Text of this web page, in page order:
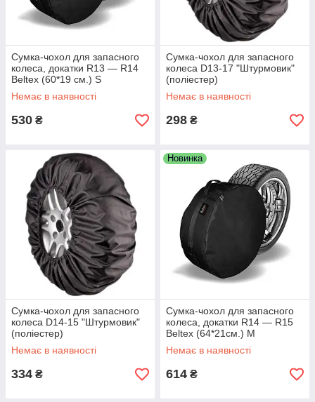
Сумка-чохол для запасного
колеса, докатки R13 — R14
Beltex (60*19 см.) S
Немає в наявності
530 ₴
Сумка-чохол для запасного
колеса D13-17 "Штурмовик"
(поліестер)
Немає в наявності
298 ₴
Сумка-чохол для запасного
колеса D14-15 "Штурмовик"
(поліестер)
Немає в наявності
334 ₴
Новинка
Сумка-чохол для запасного
колеса, докатки R14 — R15
Beltex (64*21см.) M
Немає в наявності
614 ₴